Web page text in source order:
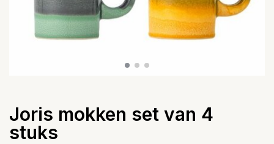
Joris mokken set van 4
stuks